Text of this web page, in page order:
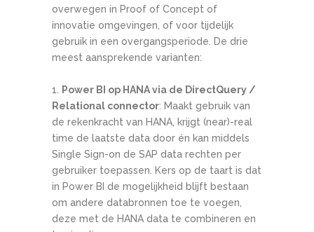
overwegen in Proof of Concept of
innovatie omgevingen, of voor tijdelijk
gebruik in een overgangsperiode. De drie
meest aansprekende varianten:
Power BI op HANA via de DirectQuery /
Relational connector: Maakt gebruik van
de rekenkracht van HANA, krijgt (near)-real
time de laatste data door én kan middels
Single Sign-on de SAP data rechten per
gebruiker toepassen. Kers op de taart is dat
in Power BI de mogelijkheid blijft bestaan
om andere databronnen toe te voegen,
deze met de HANA data te combineren en